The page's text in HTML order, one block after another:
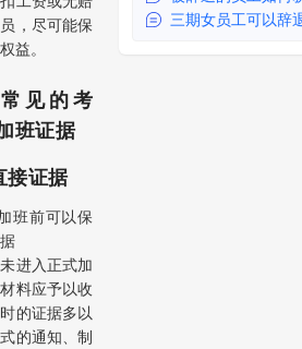
，尽可能保
益。
见的考
班证据
证据
班前可以保
进入正式加
料应予以收
的证据多以
的通知、制
三期女员工可以辞